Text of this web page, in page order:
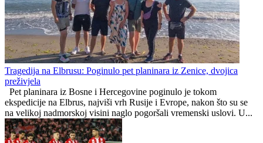
Široki Brijeg silovito završio sezonu, Radnik ispraćen sa četiri gola
sa Pecare